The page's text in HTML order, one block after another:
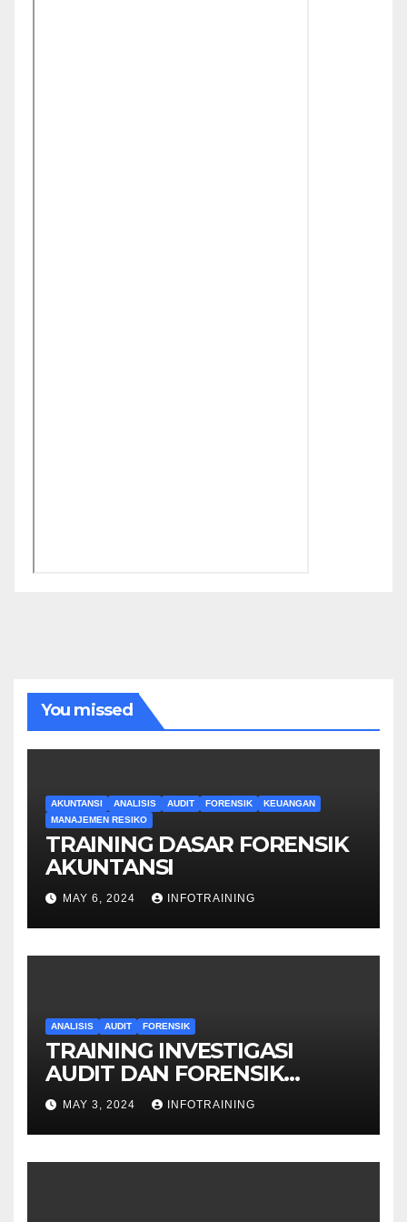
You missed
AKUNTANSI ANALISIS AUDIT FORENSIK
KEUANGAN
MANAJEMEN RESIKO
TRAINING DASAR FORENSIK
AKUNTANSI
MAY 6, 2024 INFOTRAINING
ANALISIS AUDIT FORENSIK
TRAINING INVESTIGASI
AUDIT DAN FORENSIK
KEUANGAN
MAY 3, 2024 INFOTRAINING